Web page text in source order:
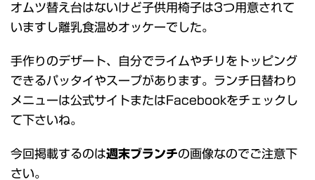
オムツ替え台はないけど子供用椅子は3つ用意されて
いますし離乳食温めオッケーでした。
手作りのデザート、自分でライムやチリをトッピング
できるパッタイやスープがあります。ランチ日替わり
メニューは公式サイトまたはFacebookをチェックし
て下さいね。
今回掲載するのは週末ブランチの画像なのでご注意下
さい。